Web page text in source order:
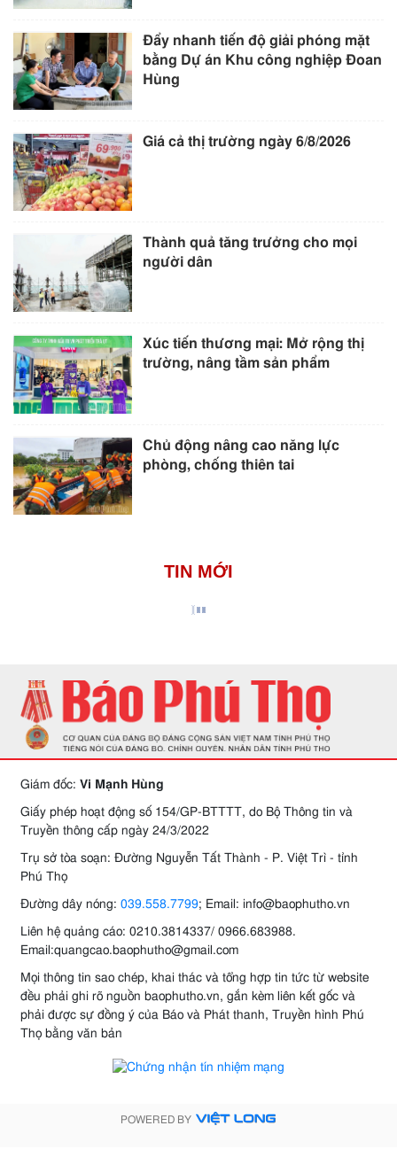
Đẩy nhanh tiến độ giải phóng mặt
bằng Dự án Khu công nghiệp Đoan
Hùng
Giá cả thị trường ngày 6/8/2026
Thành quả tăng trưởng cho mọi
người dân
Xúc tiến thương mại: Mở rộng thị
trường, nâng tầm sản phẩm
Chủ động nâng cao năng lực
phòng, chống thiên tai
TIN MỚI
Giám đốc: Vi Mạnh Hùng
Giấy phép hoạt động số 154/GP-BTTTT, do Bộ Thông tin và
Truyền thông cấp ngày 24/3/2022
Trụ sở tòa soạn: Đường Nguyễn Tất Thành - P. Việt Trì - tỉnh
Phú Thọ
Đường dây nóng: 039.558.7799; Email: info@baophutho.vn
Liên hệ quảng cáo: 0210.3814337/ 0966.683988.
Email:quangcao.baophutho@gmail.com
Mọi thông tin sao chép, khai thác và tổng hợp tin tức từ website
đều phải ghi rõ nguồn baophutho.vn, gắn kèm liên kết gốc và
phải được sự đồng ý của Báo và Phát thanh, Truyền hình Phú
Thọ bằng văn bản
POWERED BY